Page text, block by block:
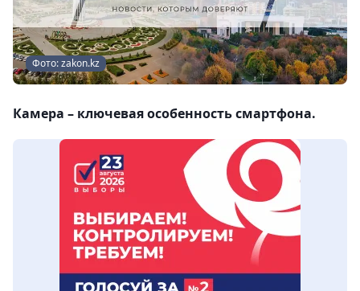
Фото: zakon.kz
Камера – ключевая особенность смартфона.